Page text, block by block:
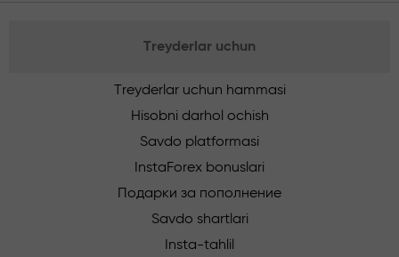
Treyderlar uchun
Treyderlar uchun hammasi
Hisobni darhol ochish
Savdo platformasi
InstaForex bonuslari
Подарки за пополнение
Savdo shartlari
Insta-tahlil